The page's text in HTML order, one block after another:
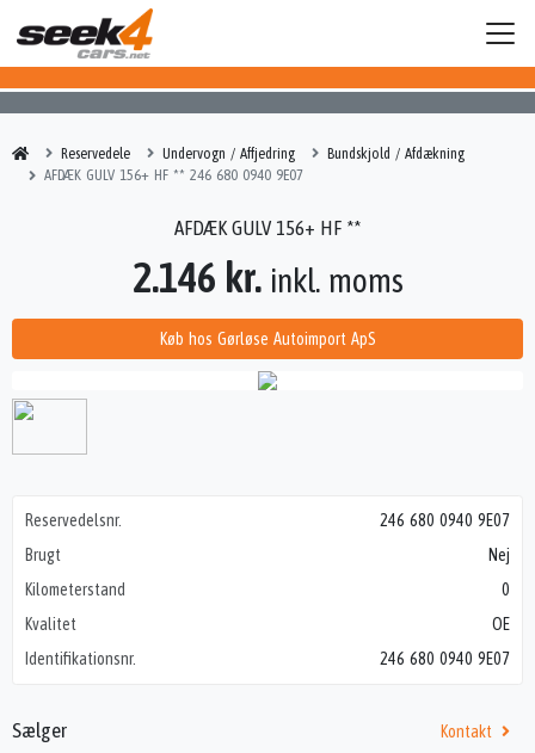
Reservedele Undervogn / Affjedring
Bundskjold / Afdækning
AFDÆK GULV 156+ HF ** 246 680 0940 9E07
2.146 kr. inkl. moms
Køb hos Gørløse Autoimport ApS
Reservedelsnr.
246 680 0940 9E07
Brugt
Nej
Kilometerstand
0
Kvalitet
OE
Identifikationsnr.
246 680 0940 9E07
Sælger Kontakt
AFDÆK GULV 156+ HF **